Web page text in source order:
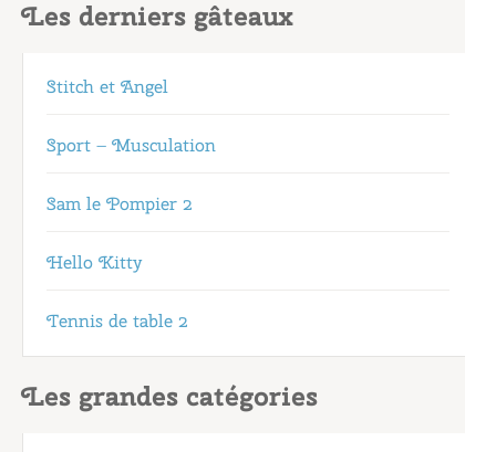
Les derniers gâteaux
Stitch et Angel
Sport – Musculation
Sam le Pompier 2
Hello Kitty
Tennis de table 2
Les grandes catégories